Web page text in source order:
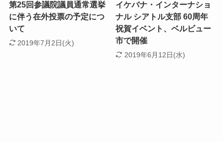
第25回参議院議員通常選挙
に伴う在外投票の予定につ
いて
2019年7月2日(火)
イケバナ・インターナショ
ナル シアトル支部 60周年
祝賀イベント、ベルビュー
市で開催
2019年6月12日(水)